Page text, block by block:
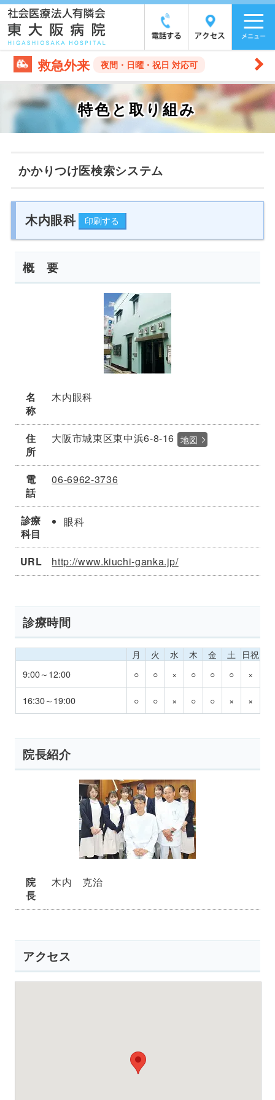
救急外来 夜間・日曜・祝日 対応可
特色と取り組み
かかりつけ医検索システム
木内眼科
概 要
名
称
木内眼科
住
所
大阪市城東区東中浜6-8-16 地図
電
話
06-6962-3736
診療
科目
眼科
URL http://www.kiuchi-ganka.jp/
診療時間
月 火 水 木 金 土
日祝
9:00～12:00
○ ○ × ○ ○ ○ ×
16:30～19:00 ○ ○ × ○ ○ × ×
院長紹介
院
長
木内 克治
アクセス